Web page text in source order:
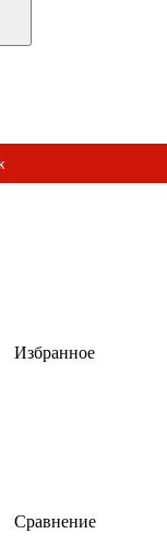
Избранное
Сравнение